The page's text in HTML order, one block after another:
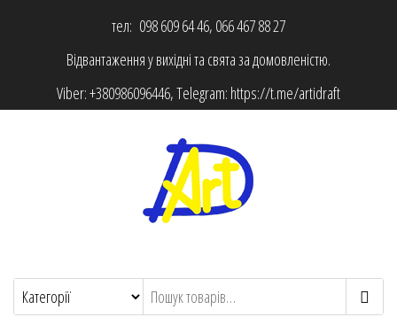
тел: 098 609 64 46, 066 467 88 27
Відвантаження у вихідні та свята за домовленістю.
Viber:+380986096446, Telegram: https://t.me/artidraft